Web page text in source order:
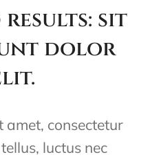
results: sit
dolor
amet, consectetur
luctus nec